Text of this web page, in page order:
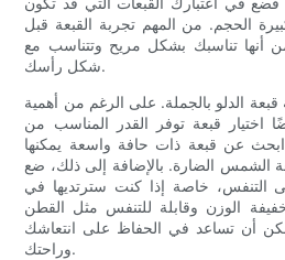
الحجم. من المهم تجربة القبعة قبل
أنها تناسبك بشكل مريح وتتناسب مع
شكل رأسك.
الدلو بالجملة. على الرغم من أهمية
اختيار قبعة توفر القدر المناسب من
عن قبعة ذات حافة واسعة يمكنها
الشمس الضارة. بالإضافة إلى ذلك، ضع
التنفس، خاصة إذا كنت سترتديها في
الوزن وقابلة للتنفس مثل القطن
أن تساعد في الحفاظ على انتعاشك
وراحتك.